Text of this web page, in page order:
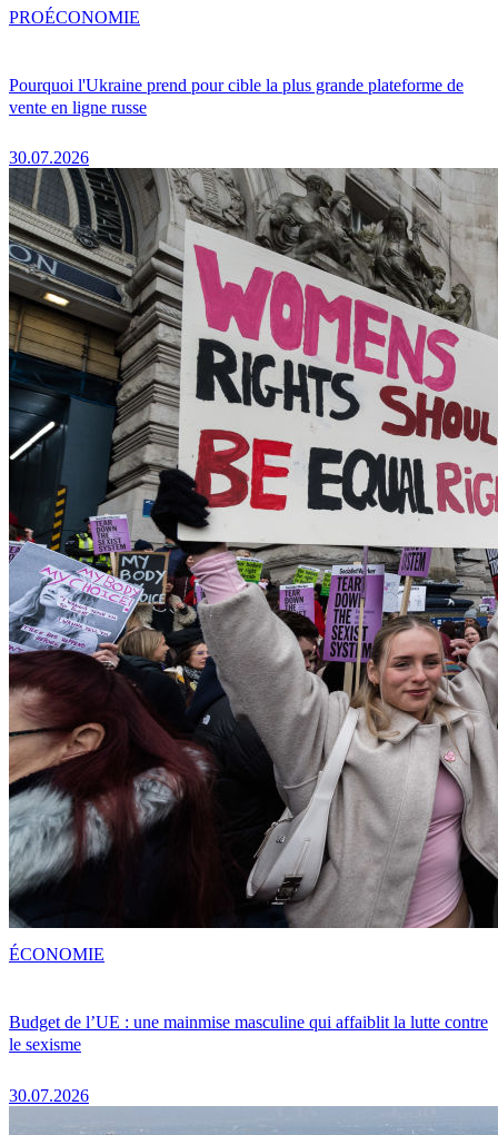
Pourquoi l'Ukraine prend pour cible la plus grande plateforme de
vente en ligne russe
30.07.2026
PROÉCONOMIE
Budget de l’UE : une mainmise masculine qui affaiblit la lutte contre
le sexisme
30.07.2026
ÉCONOMIE